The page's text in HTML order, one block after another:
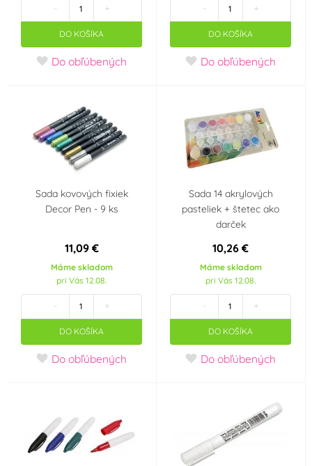
Akryl (2)
Garden párty Klaun
Párty Dětská párty
Krajina pôvodu
Německo
- +
DO KOŠÍKA
Do obľúbených
- +
DO KOŠÍKA
Do obľúbených
Sada kovových fixiek
Decor Pen - 9 ks
11,09 €
Máme skladom
pri Vás 12.08.
- +
DO KOŠÍKA
Do obľúbených
Sada 14 akrylových
pasteliek + štetec ako
darček
10,26 €
Máme skladom
pri Vás 12.08.
- +
DO KOŠÍKA
Do obľúbených